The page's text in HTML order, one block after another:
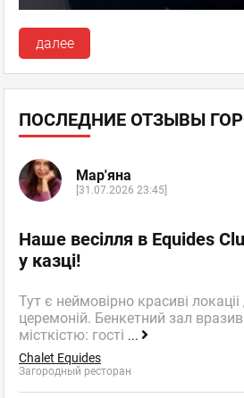
далее
ПОСЛЕДНИЕ ОТЗЫВЫ
Мар'яна
[31.07.2026 23:45]
Наше весілля в Equides
у казці!
Тут є неймовірно красиві
церемоній. Бенкетний зал
місткістю: гості ...
Chalet Equides
Загородный ресторан